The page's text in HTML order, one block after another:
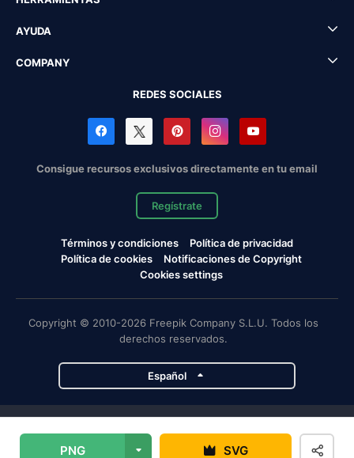
PNG SVG
AYUDA
COMPANY
REDES SOCIALES
Consigue recursos exclusivos directamente en tu email
Regístrate
Términos y condiciones
Política de privacidad
Política de cookies
Notificaciones de Copyright
Cookies settings
Copyright © 2010-2026 Freepik Company S.L.U. Todos los
derechos reservados.
Español